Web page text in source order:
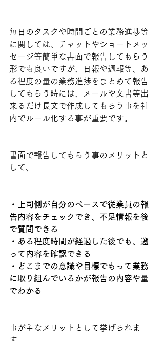
毎日のタスクや時間ごとの業務進捗等
に関しては、チャットやショートメッ
セージ等簡単な書面で報告してもらう
形でも良いですが、日報や週報等、あ
る程度の量の業務進捗をまとめて報告
してもらう時には、メールや文書等出
来るだけ長文で作成してもらう事を社
内でルール化する事が重要です。
書面で報告してもらう事のメリットと
して、
・上司側が自分のペースで従業員の報
告内容をチェックでき、不足情報を後
で質問できる
・ある程度時間が経過した後でも、遡
って内容を確認できる
・どこまでの意識や目標でもって業務
に取り組んでいるかが報告の内容や量
でわかる
事が主なメリットとして挙げられま